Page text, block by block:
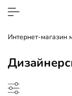
Интернет-магазин